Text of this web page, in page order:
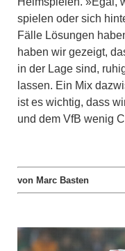
spielen oder sich
Fälle Lösungen
haben wir gezeigt,
in der Lage sind,
lassen. Ein Mix
ist es wichtig, dass
und dem VfB wenig
von Marc Basten